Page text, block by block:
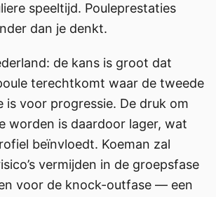
speeltijd. Pouleprestaties
dan je denkt.
de kans is groot dat
terechtkomt waar de tweede
is voor progressie. De druk om
worden is daardoor lager, wat
beïnvloedt. Koeman zal
vermijden in de groepsfase
voor de knock-outfase — een